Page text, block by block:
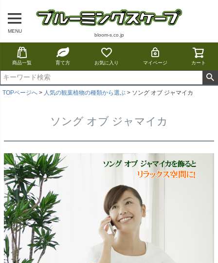
MENU
bloom-s.co.jp
商品一覧 育て方 お気に入り マイページ カート
TOPページへ 人気の観葉植物の種類から選ぶ ソング オブ ジャマイカ
ソング オブ ジャマイカ